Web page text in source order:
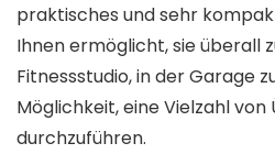
praktisches und sehr
Ihnen ermöglicht, sie überall
Fitnessstudio, in der Garage
Möglichkeit, eine Vielzahl von
durchzuführen.